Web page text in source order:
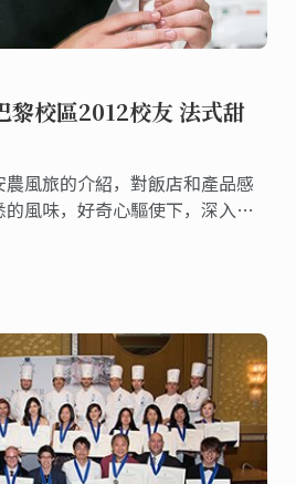
黎校區2012校友 法式甜
風旅的介紹，對飯店和產品感
風味，好奇心驅使下，深入查
校友。